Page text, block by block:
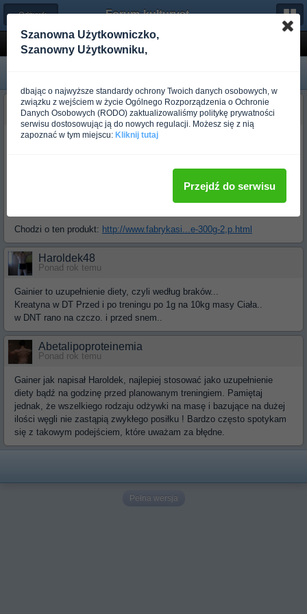
← Odżywki i Suplementy Forum-kulturystyka.pl
Dawkowanie gainer i kreatyna
sew22
Ponad rok temu
Witam
Chodzi o ten produkt: http://www.fabrykasi...e-300g-2,p.html
Haroldek48
Ponad rok temu
Gainier to uzupełnienie diety, czyli według braków...
Kreatyna w DT Przed i po treningu po 1g na 10kg masy Ciała..
w DNT rano na czczo. i przed snem..
Abetalipoproteinemia
Ponad rok temu
Gainer jak napisał Haroldek, najlepiej stosować jako uzupełnienie
diety bądź na godzinę przed planowanym treningiem. Pamiętaj
jednak, że wszelkiego rodzaju odżywki na masę i bazujące na dużej
ilości węgli nie zastąpią zwykłego posiłku ! Bardzo często spotykam
się z takowym podejściem, które uważam za błędne.
Pełna wersja
Szanowna Użytkowniczko,
Szanowny Użytkowniku,
dbając o najwyższe standardy ochrony Twoich danych osobowych, w
związku z wejściem w życie Ogólnego Rozporządzenia o Ochronie
Danych Osobowych (RODO) zaktualizowaliśmy politykę prywatności
serwisu dostosowując ją do nowych regulacji. Możesz się z nią
zapoznać w tym miejscu: Kliknij tutaj
Przejdź do serwisu